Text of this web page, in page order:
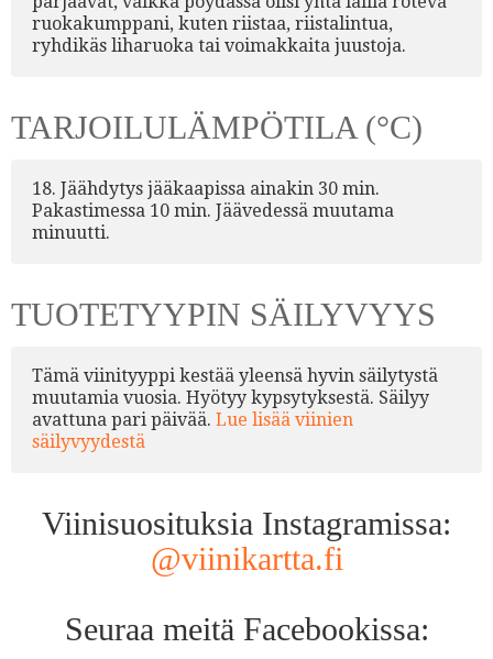
ruokakumppani, kuten riistaa, riistalintua,
ryhdikäs liharuoka tai voimakkaita juustoja.
TARJOILULÄMPÖTILA (°C)
18. Jäähdytys jääkaapissa ainakin 30 min.
Pakastimessa 10 min. Jäävedessä muutama
minuutti.
TUOTETYYPIN SÄILYVYYS
Tämä viinityyppi kestää yleensä hyvin säilytystä
muutamia vuosia. Hyötyy kypsytyksestä. Säilyy
avattuna pari päivää. Lue lisää viinien
säilyvyydestä
Viinisuosituksia Instagramissa:
@viinikartta.fi
Seuraa meitä Facebookissa: